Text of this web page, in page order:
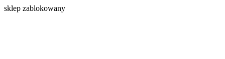
sklep zablokowany